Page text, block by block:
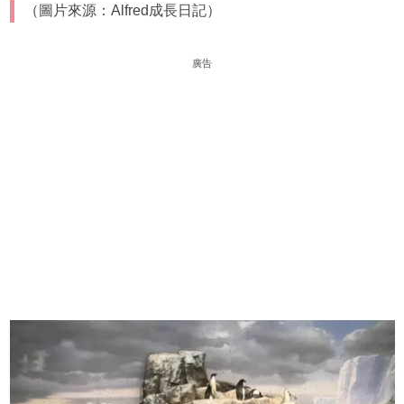
（圖片來源：Alfred成長日記）
廣告